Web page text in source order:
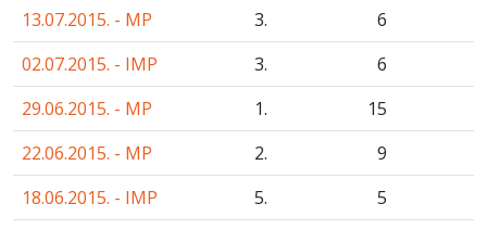
13.07.2015. - MP
3.
6
02.07.2015. - IMP
3.
6
29.06.2015. - MP
1.
15
22.06.2015. - MP
2.
9
18.06.2015. - IMP
5.
5